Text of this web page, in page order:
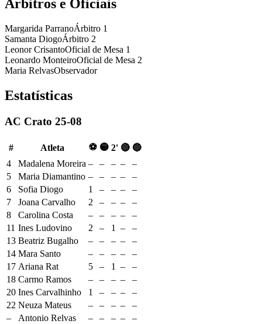
Árbitros e Oficiais
Margarida ParranoÁrbitro 1
Samanta DiogoÁrbitro 2
Leonor CrisantoOficial de Mesa 1
Leonardo MonteiroOficial de Mesa 2
Maria RelvasObservador
Estatísticas
AC Crato 25-08
# Atleta ⚽ 🟡 2' 🔴 🔵
4
Madalena Moreira – – – –
–
5
Maria Diamantino – – – –
–
6
Sofia Diogo 1 – – –
–
7
Joana Carvalho 2 – – –
–
8
Carolina Costa – – – –
–
11 Ines Ludovino 2 – 1 –
–
13 Beatriz Bugalho – – – –
–
14 Mara Santo – – – –
–
17 Ariana Rat 5 – 1 –
–
18 Carmo Ramos – – – –
–
20 Ines Carvalhinho 1 – – –
–
22 Neuza Mateus – – – –
–
–
Antonio Relvas – – – –
–